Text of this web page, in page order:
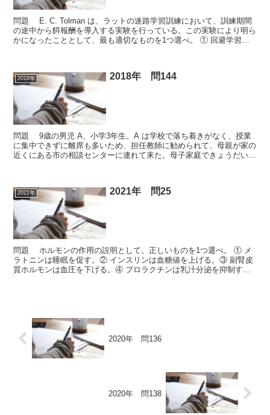
問題 E. C. Tolman は、ラットの迷路学習訓練において、訓練期間
の途中から餌報酬を導入する実験を行っている。この実験により明ら
かになったこととして、最も適切なものを1つ選べ。 ① 回避学習②
2018年 2018年 問144
問題 9歳の男児 A、小学3年生。A は学校で落ち着きがなく、授業
に集中できずに離席も多いため、担任教師に勧められて、母親が家の
近くにある市の相談センターに連れて来た。母子家庭できょうだいは
2021年 2021年 問25
問題 ホルモンの作用の説明として、正しいものを1つ選べ。 ① メ
ラトニンは睡眠を促す。② インスリンは血糖値を上げる。③ 副腎皮
質ホルモンは血圧を下げる。④ プロラクチンは乳汁分泌を抑制す
2020年 問136
2020年 問138